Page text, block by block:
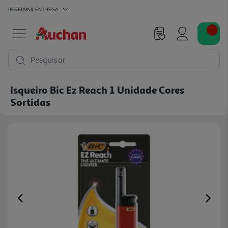
RESERVAR ENTREGA
Pesquisar
Isqueiro Bic Ez Reach 1 Unidade Cores
Sortidas
Previous